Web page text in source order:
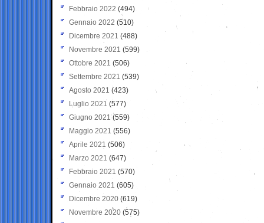
Febbraio 2022 (494)
Gennaio 2022 (510)
Dicembre 2021 (488)
Novembre 2021 (599)
Ottobre 2021 (506)
Settembre 2021 (539)
Agosto 2021 (423)
Luglio 2021 (577)
Giugno 2021(559)
Maggio 2021 (556)
Aprile 2021 (506)
Marzo 2021 (647)
Febbraio 2021 (570)
Gennaio 2021 (605)
Dicembre 2020 (619)
Novembre 2020 (575)